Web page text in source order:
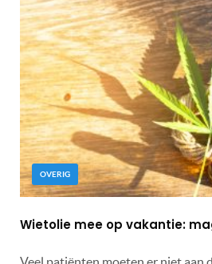
OVERIG
Wietolie mee op vakantie: